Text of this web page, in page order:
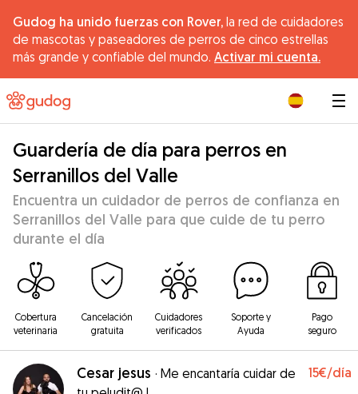
Gudog ha unido fuerzas con Rover, la red de cuidadores
de mascotas y paseadores de perros de cinco estrellas
más grande y confiable del mundo. Activar mi cuenta.
Guardería de día para perros en
Serranillos del Valle
Encuentra un cuidador de perros de confianza en
Serranillos del Valle para que cuide de tu perro
durante el día
Cobertura
veterinaria
Cancelación
gratuita
Cuidadores
verificados
Soporte y
Ayuda
Pago
seguro
Cesar jesus · Me encantaría cuidar de
15€/día